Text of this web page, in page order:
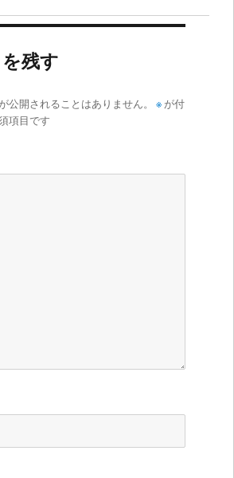
残す
公開されることはありません。 ※が付
項目です